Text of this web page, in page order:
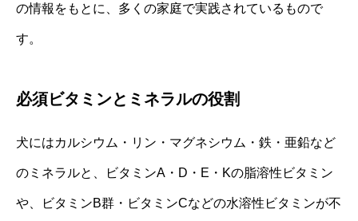
の情報をもとに、多くの家庭で実践されているもので
す。
必須ビタミンとミネラルの役割
犬にはカルシウム・リン・マグネシウム・鉄・亜鉛など
のミネラルと、ビタミンA・D・E・Kの脂溶性ビタミン
や、ビタミンB群・ビタミンCなどの水溶性ビタミンが不